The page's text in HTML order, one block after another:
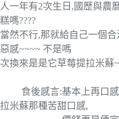
人一年有2次生日,國歷與農
糕嗎????
當然不行,那就給自己一個
惡感~~~~ 不是嗎
次換來是是它草莓提拉米蘇
食後感言:基本上再口
拉米蘇那種苦甜口感,